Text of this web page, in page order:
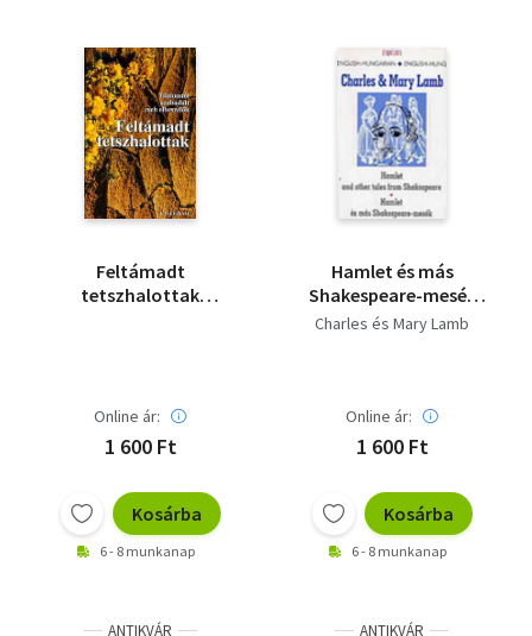
Feltámadt
tetszhalottak
Online ár:
1 600 Ft
Kosárba
6 - 8 munkanap
Hamlet és más
Shakespeare-mesék
(kétnyelvű)
Charles és Mary Lamb
Online ár:
1 600 Ft
Kosárba
6 - 8 munkanap
ANTIKVÁR ANTIKVÁR